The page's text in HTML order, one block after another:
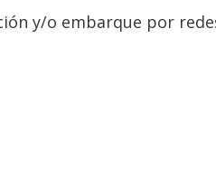
y/o embarque por